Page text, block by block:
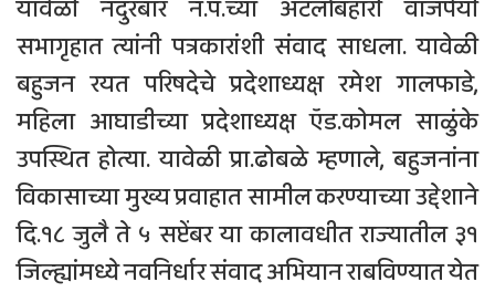
यावेळी नंदुरबार न.प.च्या अटलबिहारी वाजपेयी
सभागृहात त्यांनी पत्रकारांशी संवाद साधला. यावेळी
बहुजन रयत परिषदेचे प्रदेशाध्यक्ष रमेश गालफाडे,
महिला आघाडीच्या प्रदेशाध्यक्ष ऍड.कोमल साळुंके
उपस्थित होत्या. यावेळी प्रा.ढोबळे म्हणाले, बहुजनांना
विकासाच्या मुख्य प्रवाहात सामील करण्याच्या उद्देशाने
दि.१८ जुलै ते ५ सप्टेंबर या कालावधीत राज्यातील ३१
जिल्ह्यांमध्ये नवनिर्धार संवाद अभियान राबविण्यात येत